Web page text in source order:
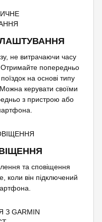
не витрачаючи часу
попередньо
на основі типу
керувати своїми
з пристрою або
та сповіщення
коли він підключений